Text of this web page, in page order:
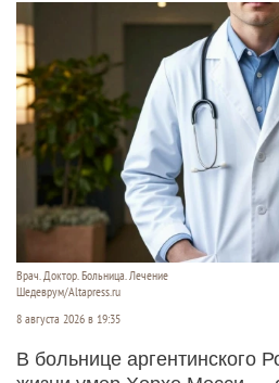
Врач. Доктор. Больница. Лечение
Шедеврум/Altapress.ru
8 августа 2026 в 19:35
В больнице аргентинского